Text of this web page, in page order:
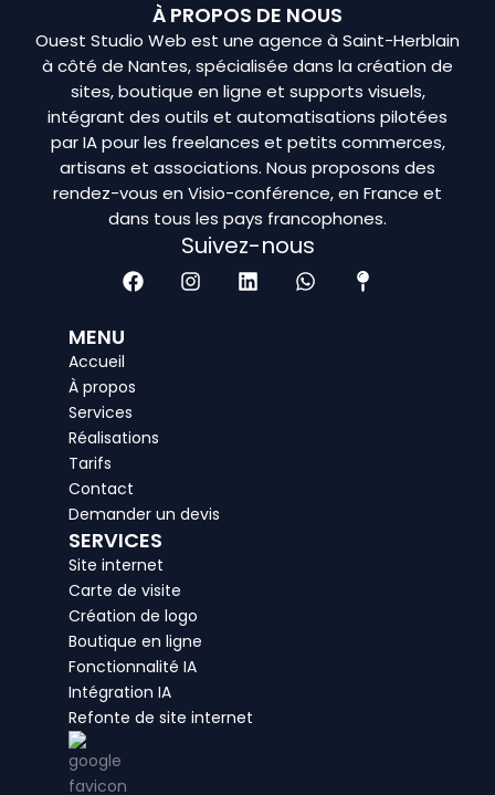
À PROPOS DE NOUS
Ouest Studio Web est une agence à Saint-Herblain
à côté de Nantes, spécialisée dans la création de
sites, boutique en ligne et supports visuels,
intégrant des outils et automatisations pilotées
par IA pour les freelances et petits commerces,
artisans et associations. Nous proposons des
rendez-vous en Visio-conférence, en France et
dans tous les pays francophones.
Suivez-nous
F
a
o
k
I
n
L
i
W
h
M
a
MENU
Accueil
À propos
Services
Réalisations
Tarifs
Contact
Demander un devis
SERVICES
Site internet
Carte de visite
Création de logo
Boutique en ligne
Fonctionnalité IA
Intégration IA
Refonte de site internet